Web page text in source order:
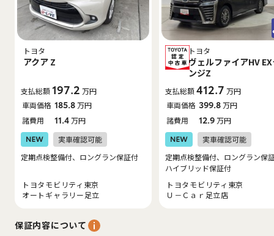
トヨタ
アクア Z
支払総額 197.2 万円
車両価格 185.8万円
諸費用
11.4万円
定期点検整備付、ロングラン保証付
トヨタモビリティ東京
オートギャラリー足立
トヨタ
ヴェルファイアHV
ンジZ
支払総額412.7 万円
車両価格 399.8万円
諸費用
12.9万円
定期点検整備付、ロングラン保
ハイブリッド保証付
トヨタモビリティ東京
Ｕ－Ｃａｒ足立店
保証内容について